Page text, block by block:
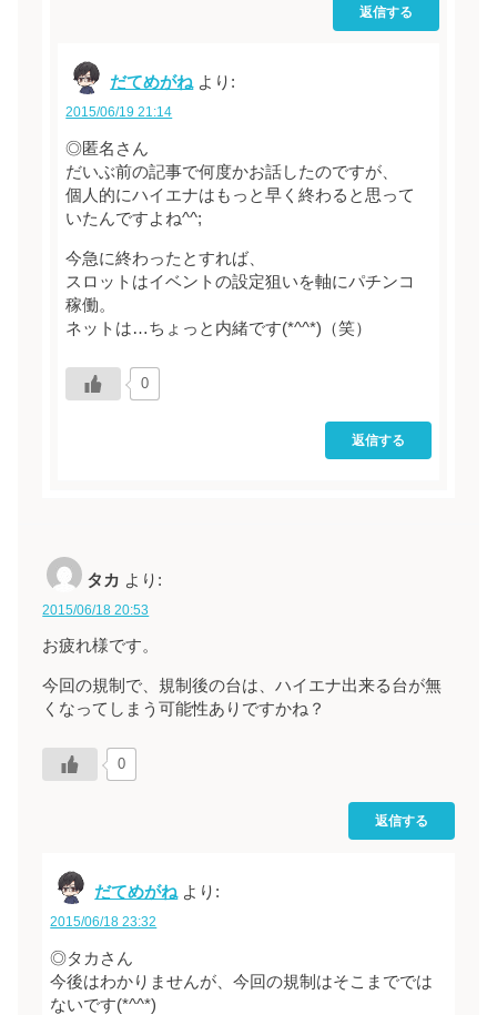
返信する
だてめがね より:
2015/06/19 21:14
◎匿名さん
だいぶ前の記事で何度かお話したのですが、
個人的にハイエナはもっと早く終わると思って
いたんですよね^^;
今急に終わったとすれば、
スロットはイベントの設定狙いを軸にパチンコ
稼働。
ネットは…ちょっと内緒です(*^^*)（笑）
0
返信する
タカ より:
2015/06/18 20:53
お疲れ様です。
今回の規制で、規制後の台は、ハイエナ出来る台が無
くなってしまう可能性ありですかね？
0
返信する
だてめがね より:
2015/06/18 23:32
◎タカさん
今後はわかりませんが、今回の規制はそこまででは
ないです(*^^*)